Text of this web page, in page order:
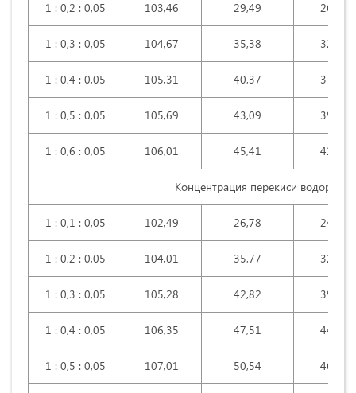
1 : 0,2 : 0,05 103,46 29,49 26,98
1 : 0,3 : 0,05 104,67 35,38 32,56
1 : 0,4 : 0,05 105,31 40,37 37,32
1 : 0,5 : 0,05 105,69 43,09 39,95
1 : 0,6 : 0,05 106,01 45,41 42,19
Концентрация перекиси водорода
1 : 0,1 : 0,05 102,49 26,78 24,35
1 : 0,2 : 0,05 104,01 35,77 32,86
1 : 0,3 : 0,05 105,28 42,82 39,59
1 : 0,4 : 0,05 106,35 47,51 44,05
1 : 0,5 : 0,05 107,01 50,54 46,95